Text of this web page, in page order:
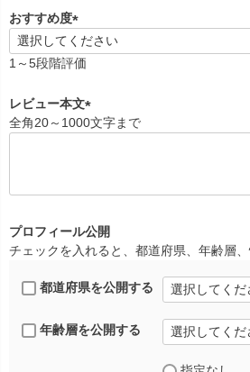
おすすめ度
(
必
)
1～5段階評価
レビュー本文
(
全角20～1000文字まで
プロフィール公開
チェックを入れると、都道府県、年齢層、
都道府県を公開する
年齢層を公開する